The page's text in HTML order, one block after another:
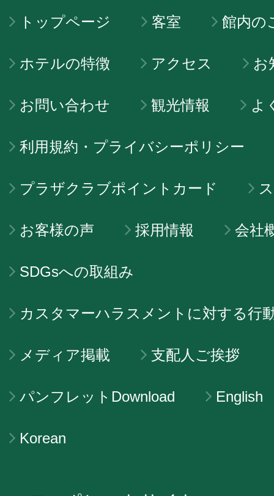
トップページ 客室 館内の
ホテルの特徴 アクセス お
お問い合わせ 観光情報 よ
利用規約・プライバシーポリシー
プラザクラブポイントカード
お客様の声 採用情報 会社
SDGsへの取組み
カスタマーハラスメントに対する行
メディア掲載 支配人ご挨拶
パンフレットDownload English
Korean